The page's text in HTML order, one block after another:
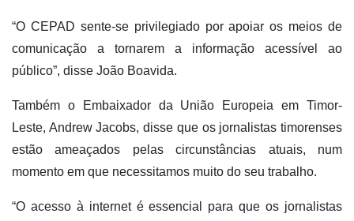
“O CEPAD sente-se privilegiado por apoiar os meios de
comunicação a tornarem a informação acessível ao
público”, disse João Boavida.
Também o Embaixador da União Europeia em Timor-
Leste, Andrew Jacobs, disse que os jornalistas timorenses
estão ameaçados pelas circunstâncias atuais, num
momento em que necessitamos muito do seu trabalho.
“O acesso à internet é essencial para que os jornalistas